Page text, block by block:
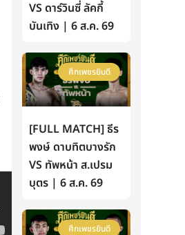
VS ดาร์วินซี่ ลัคกี้
บันเทิง | 6 ส.ค. 69
ศึกเพชรยินดี
[FULL MATCH] ธีร
พงษ์ ดาบทิตบางรัก
VS ทัพหน้า ส.เปรม
บุตร | 6 ส.ค. 69
ศึกเพชรยินดี